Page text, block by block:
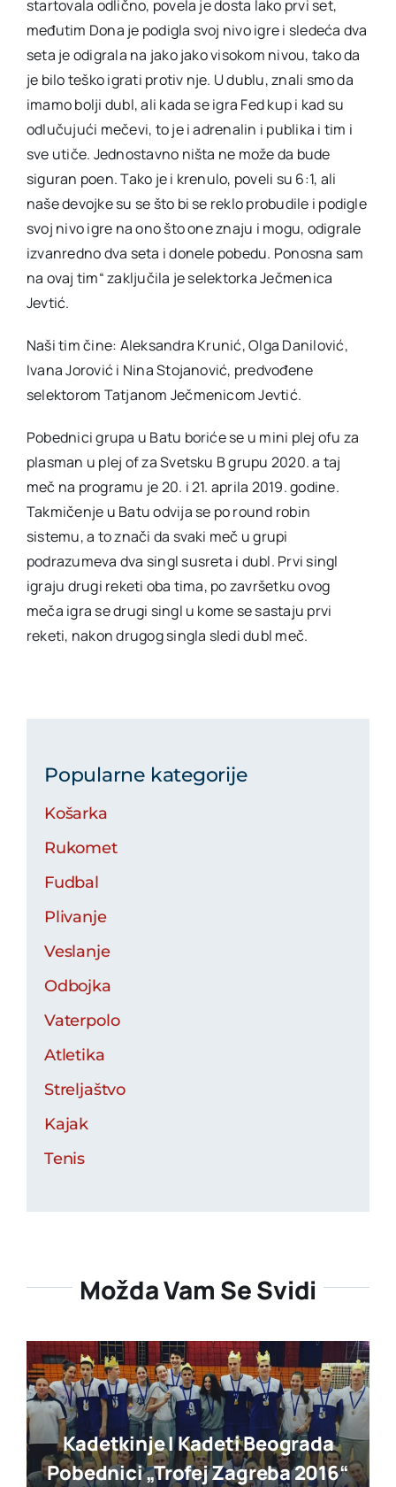
startovala odlično, povela je dosta lako prvi set,
međutim Dona je podigla svoj nivo igre i sledeća dva
seta je odigrala na jako jako visokom nivou, tako da
je bilo teško igrati protiv nje. U dublu, znali smo da
imamo bolji dubl, ali kada se igra Fed kup i kad su
odlučujući mečevi, to je i adrenalin i publika i tim i
sve utiče. Jednostavno ništa ne može da bude
siguran poen. Tako je i krenulo, poveli su 6:1, ali
naše devojke su se što bi se reklo probudile i podigle
svoj nivo igre na ono što one znaju i mogu, odigrale
izvanredno dva seta i donele pobedu. Ponosna sam
na ovaj tim“ zaključila je selektorka Ječmenica
Jevtić.
Naši tim čine: Aleksandra Krunić, Olga Danilović,
Ivana Jorović i Nina Stojanović, predvođene
selektorom Tatjanom Ječmenicom Jevtić.
Pobednici grupa u Batu boriće se u mini plej ofu za
plasman u plej of za Svetsku B grupu 2020. a taj
meč na programu je 20. i 21. aprila 2019. godine.
Takmičenje u Batu odvija se po round robin
sistemu, a to znači da svaki meč u grupi
podrazumeva dva singl susreta i dubl. Prvi singl
igraju drugi reketi oba tima, po završetku ovog
meča igra se drugi singl u kome se sastaju prvi
reketi, nakon drugog singla sledi dubl meč.
Popularne kategorije
Košarka
Rukomet
Fudbal
Plivanje
Veslanje
Odbojka
Vaterpolo
Atletika
Streljaštvo
Kajak
Tenis
Možda Vam Se Svidi
Kadetkinje I Kadeti Beograda
Pobednici „trofej Zagreba 2016“